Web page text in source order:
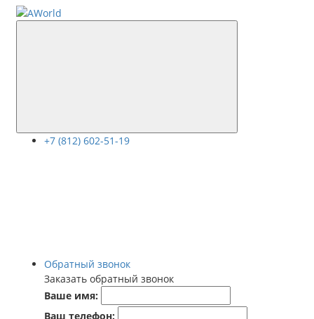
+7 (812) 602-51-19
Обратный звонок
Заказать обратный звонок
Ваше имя:
Ваш телефон: